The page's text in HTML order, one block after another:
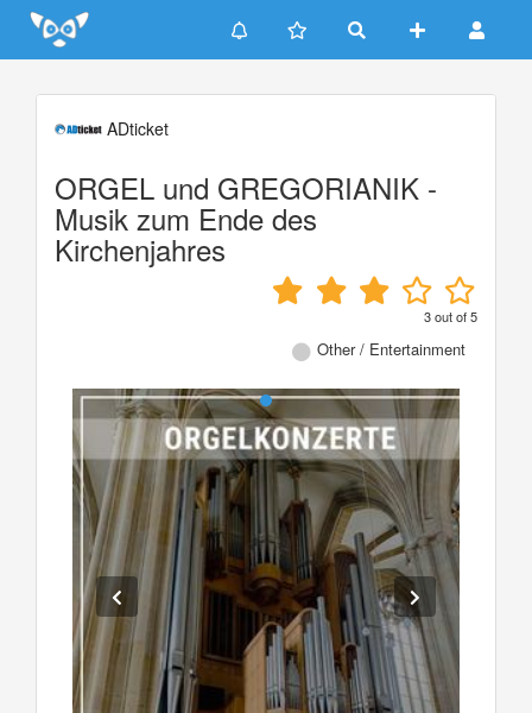
Update cookies preferences
ADticket
ORGEL und GREGORIANIK -
Musik zum Ende des
Kirchenjahres
3out of5
Other / Entertainment